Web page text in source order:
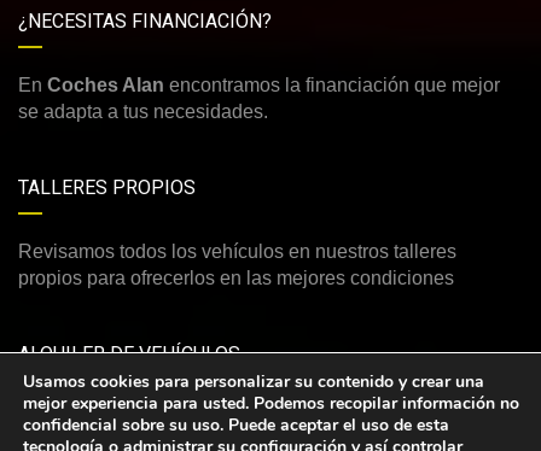
¿NECESITAS FINANCIACIÓN?
En Coches Alan encontramos la financiación que mejor
se adapta a tus necesidades.
TALLERES PROPIOS
Revisamos todos los vehículos en nuestros talleres
propios para ofrecerlos en las mejores condiciones
ALQUILER DE VEHÍCULOS
Consulte nuestra amplia y variada oferta de vehículos de
alquiler
Usamos cookies para personalizar su contenido y crear una
mejor experiencia para usted. Podemos recopilar información no
confidencial sobre su uso. Puede aceptar el uso de esta